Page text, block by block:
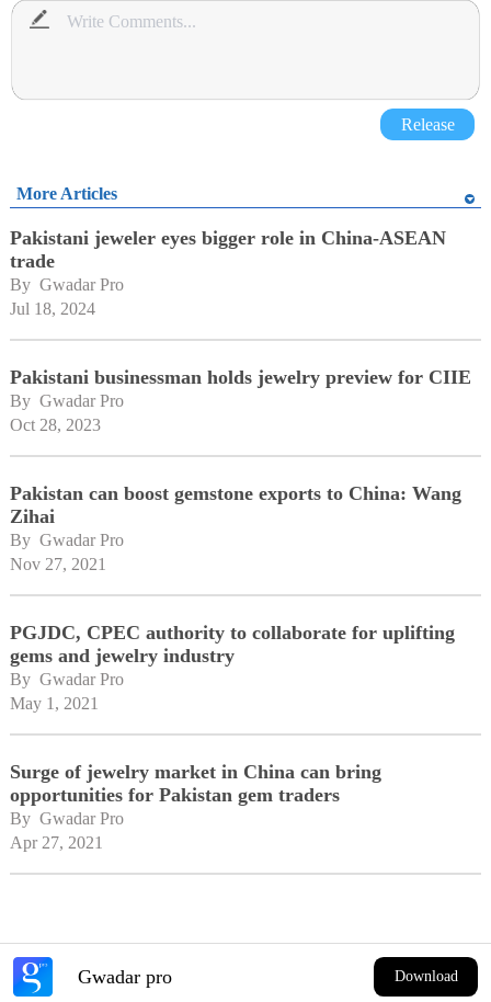
Release
More Articles
Pakistani jeweler eyes bigger role in China-ASEAN
trade
By Gwadar Pro
Jul 18, 2024
Pakistani businessman holds jewelry preview for CIIE
By Gwadar Pro
Oct 28, 2023
Pakistan can boost gemstone exports to China: Wang
Zihai
By Gwadar Pro
Nov 27, 2021
PGJDC, CPEC authority to collaborate for uplifting
gems and jewelry industry
By Gwadar Pro
May 1, 2021
Surge of jewelry market in China can bring
opportunities for Pakistan gem traders
By Gwadar Pro
Apr 27, 2021
Gwadar pro Download